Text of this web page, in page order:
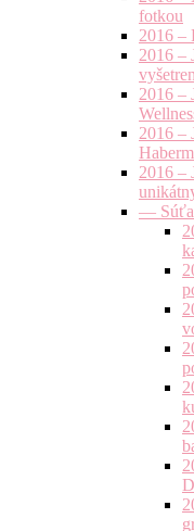
fotkou
2016 –
2016 –
2016 –
2016 –
2016 –
—